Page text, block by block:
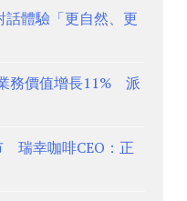
話體驗「更自然、更
務價值增長11% 派
瑞幸咖啡CEO：正